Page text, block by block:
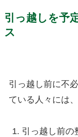
引っ越しを予
ス
引っ越し前に不
ている人々には
引っ越し前の